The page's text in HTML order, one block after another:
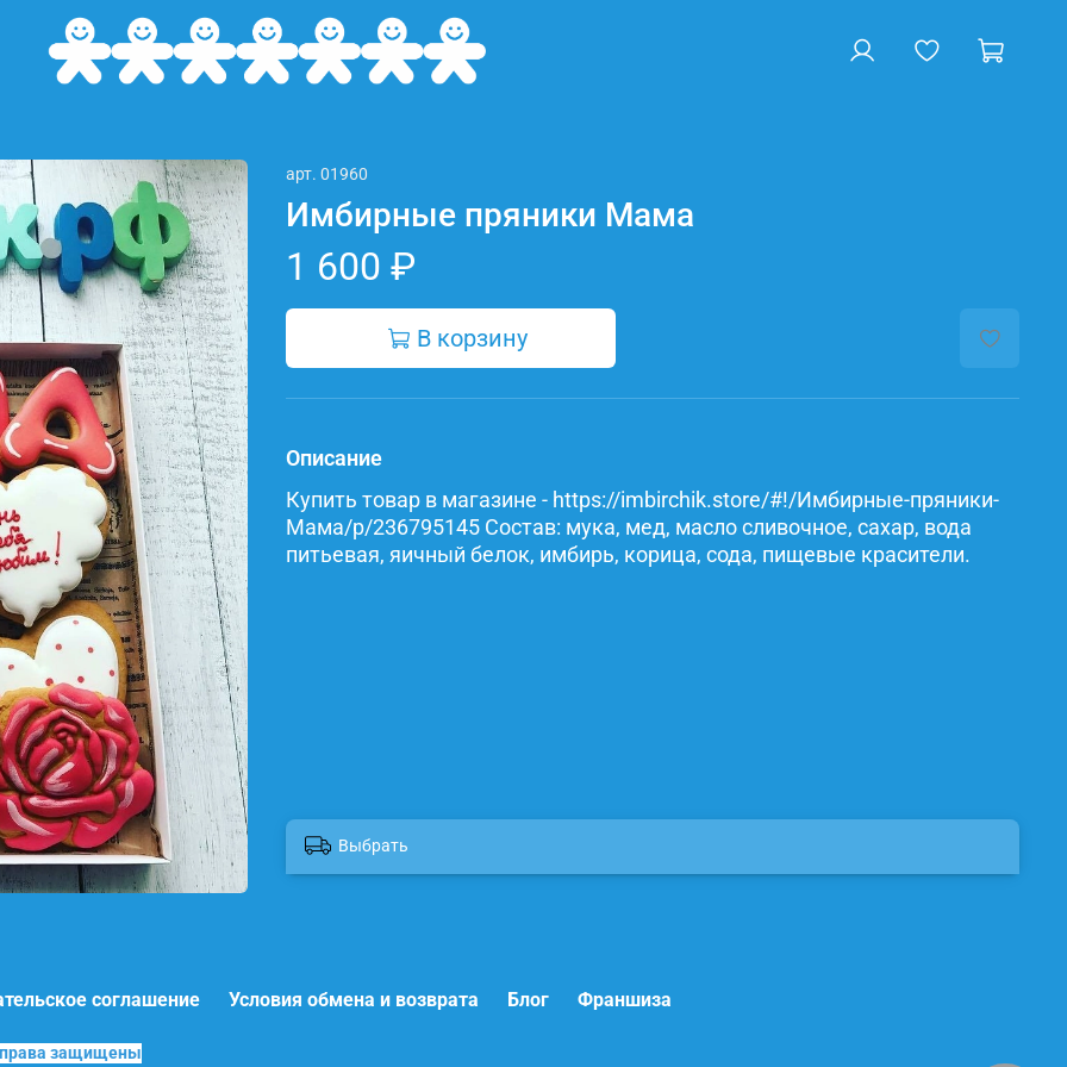
арт. 01960
Имбирные пряники Мама
1 600 ₽
В корзину
Описание
Купить товар в магазине - https://imbirchik.store/#!/Имбирные-пряники-
Мама/p/236795145 Состав: мука, мед, масло сливочное, сахар, вода
питьевая, яичный белок, имбирь, корица, сода, пищевые красители.
Выбрать
соглашение Условия обмена и возврата Блог Франшиза
права защищены